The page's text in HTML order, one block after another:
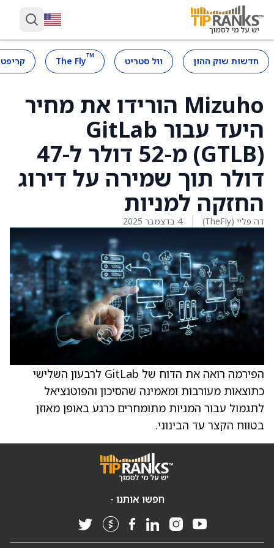
חדשות שוק ההון וול סטריט ™
The Fly
Mizuho הורידו את מחיר
היעד עבור GitLab
(GTLB) מ-52 דולר ל-47
דולר תוך שמירה על דירוג
החזקה למניות
דה פליי (TheFly) 4 בדצמבר 2025
הפירמה רואה את הדוח של GitLab לרבעון השלישי
כתוצאות מעורבות ומאמינה שהסיכון והפוטנציאל
לתגמול עבור המניות מתומחרים כרגע באופן מאוזן
בטווח הקצר עד הבינוני.
חפשו אותנו -